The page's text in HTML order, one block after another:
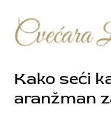
sadržaj
Kako seći
aranžman